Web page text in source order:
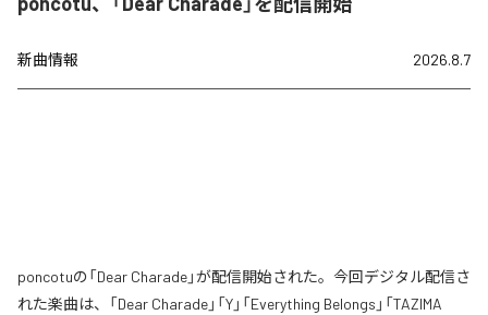
新曲情報 2026.8.7
poncotuの「Dear Charade」が配信開始された。今回デジタル配信さ
れた楽曲は、「Dear Charade」「Y」「Everything Belongs」「TAZIMA